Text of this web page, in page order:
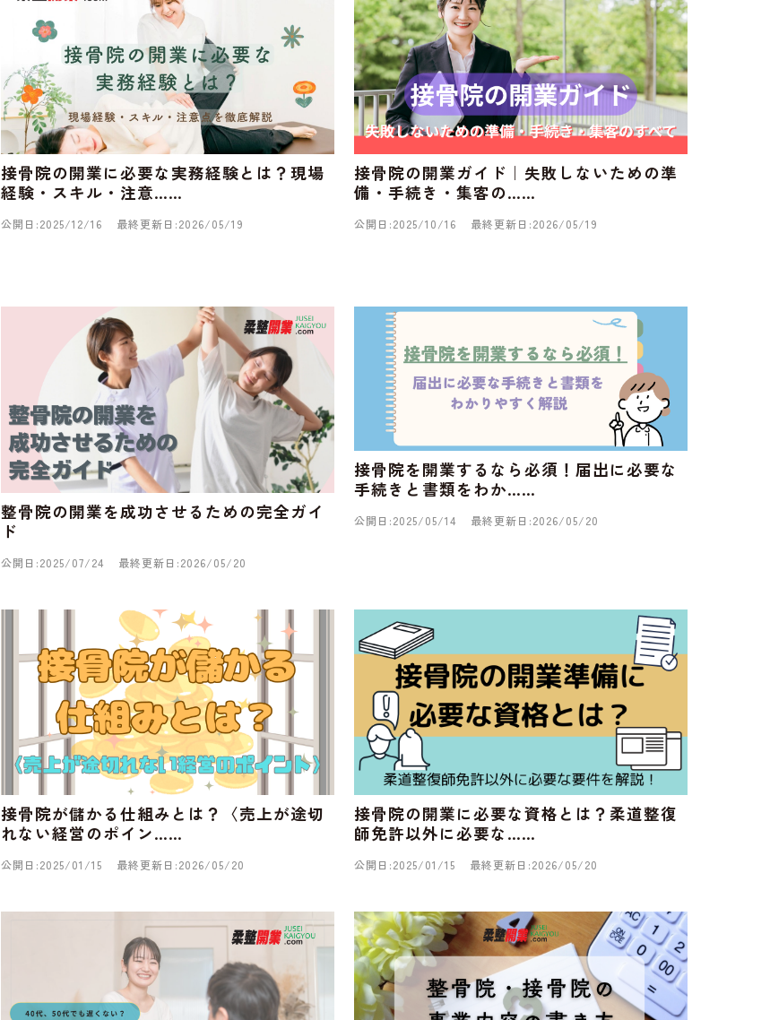
接骨院の開業に必要な実務経験とは？現場
経験・スキル・注意……
公開日:2025/12/16 最終更新日:2026/05/19
接骨院の開業ガイド｜失敗しないための準
備・手続き・集客の……
公開日:2025/10/16 最終更新日:2026/05/19
整骨院の開業を成功させるための完全ガイ
ド
公開日:2025/07/24 最終更新日:2026/05/20
接骨院を開業するなら必須！届出に必要な
手続きと書類をわか……
公開日:2025/05/14 最終更新日:2026/05/20
接骨院が儲かる仕組みとは？〈売上が途切
れない経営のポイン……
公開日:2025/01/15 最終更新日:2026/05/20
接骨院の開業に必要な資格とは？柔道整復
師免許以外に必要な……
公開日:2025/01/15 最終更新日:2026/05/20